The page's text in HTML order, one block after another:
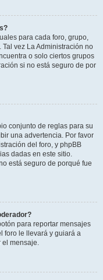
para cada foro, grupo,
vez La Administración no
o solo ciertos grupos
si no está seguro de por
conjunto de reglas para su
una advertencia. Por favor
del foro, y phpBB
dadas en este sitio.
está seguro de porqué fue
para reportar mensajes
foro le llevará y guiará a
el mensaje.